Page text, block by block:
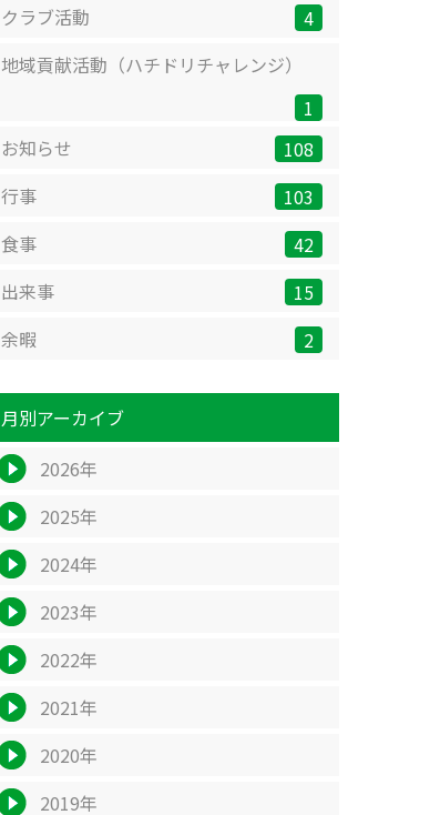
クラブ活動
4
地域貢献活動（ハチドリチャレンジ）
1
お知らせ
108
行事
103
食事
42
出来事
15
余暇
2
月別アーカイブ
2026年
2025年
2024年
2023年
2022年
2021年
2020年
2019年